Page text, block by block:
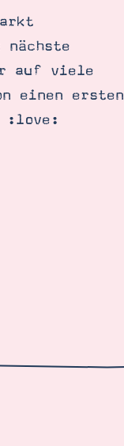
auf viele
einen ersten
:love: